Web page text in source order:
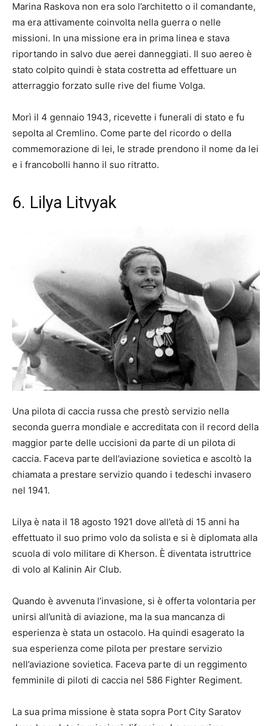
Marina Raskova non era solo l’architetto o il comandante,
ma era attivamente coinvolta nella guerra o nelle
missioni. In una missione era in prima linea e stava
riportando in salvo due aerei danneggiati. Il suo aereo è
stato colpito quindi è stata costretta ad effettuare un
atterraggio forzato sulle rive del fiume Volga.
Morì il 4 gennaio 1943, ricevette i funerali di stato e fu
sepolta al Cremlino. Come parte del ricordo o della
commemorazione di lei, le strade prendono il nome da lei
e i francobolli hanno il suo ritratto.
6. Lilya Litvyak
Una pilota di caccia russa che prestò servizio nella
seconda guerra mondiale e accreditata con il record della
maggior parte delle uccisioni da parte di un pilota di
caccia. Faceva parte dell’aviazione sovietica e ascoltò la
chiamata a prestare servizio quando i tedeschi invasero
nel 1941.
Lilya è nata il 18 agosto 1921 dove all’età di 15 anni ha
effettuato il suo primo volo da solista e si è diplomata alla
scuola di volo militare di Kherson. È diventata istruttrice
di volo al Kalinin Air Club.
Quando è avvenuta l’invasione, si è offerta volontaria per
unirsi all’unità di aviazione, ma la sua mancanza di
esperienza è stata un ostacolo. Ha quindi esagerato la
sua esperienza come pilota per prestare servizio
nell’aviazione sovietica. Faceva parte di un reggimento
femminile di piloti di caccia nel 586 Fighter Regiment.
La sua prima missione è stata sopra Port City Saratov